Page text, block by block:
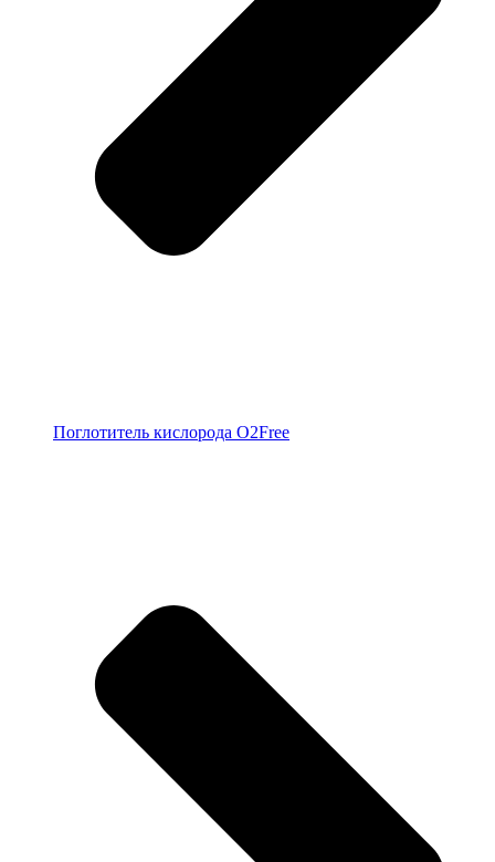
Поглотитель кислорода O2Free